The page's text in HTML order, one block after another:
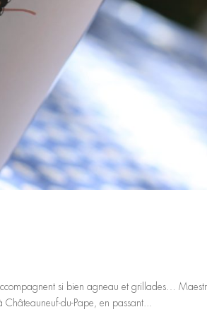
si bien agneau et grillades…
Châteauneuf-du-Pape, en passant...